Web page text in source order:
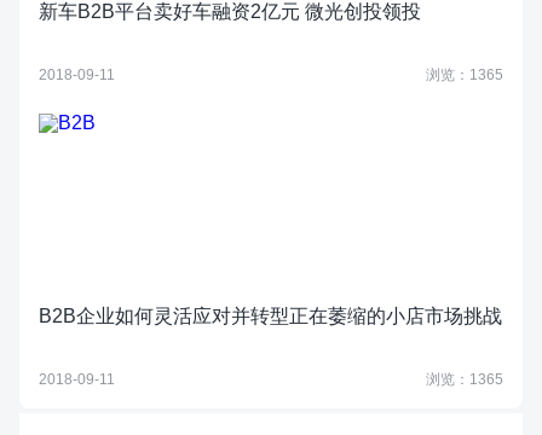
新车B2B平台卖好车融资2亿元 微光创投领投
2018-09-11 浏览：1365
B2B企业如何灵活应对并转型正在萎缩的小店市场挑战
2018-09-11 浏览：1365